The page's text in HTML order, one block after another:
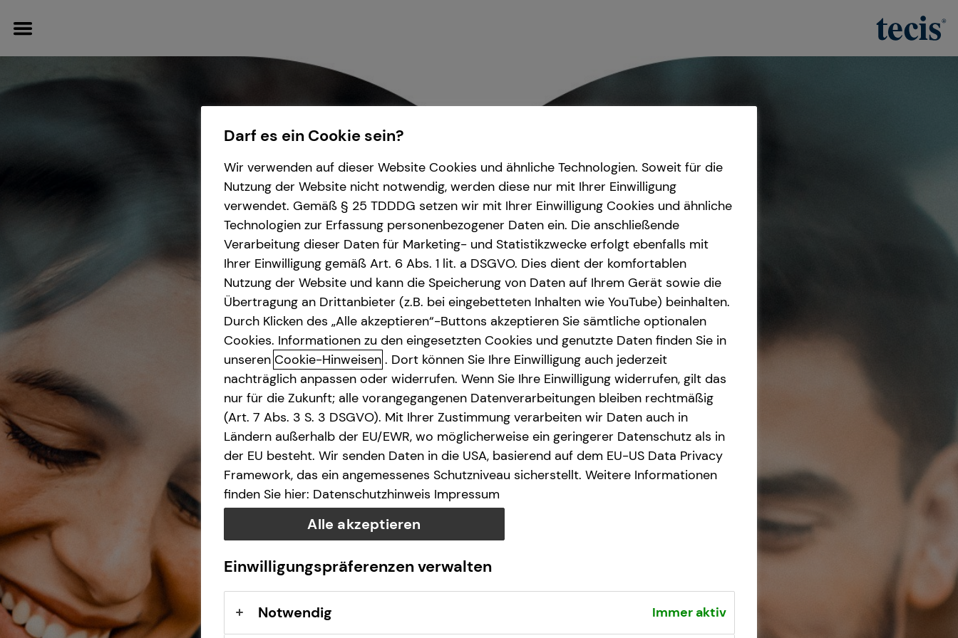
teamzukunft
Immobilienfinanzierung
Betriebliche Altersvorsorge
Kapitalanlage Immobilien
Altersvorsorge
Trainee
Praktikum
Darf es ein Cookie sein?
Wir verwenden auf dieser Website Cookies und ähnliche Technologien. Soweit für die
Nutzung der Website nicht notwendig, werden diese nur mit Ihrer Einwilligung
verwendet. Gemäß § 25 TDDDG setzen wir mit Ihrer Einwilligung Cookies und ähnliche
Technologien zur Erfassung personenbezogener Daten ein. Die anschließende
Verarbeitung dieser Daten für Marketing- und Statistikzwecke erfolgt ebenfalls mit
Ihrer Einwilligung gemäß Art. 6 Abs. 1 lit. a DSGVO. Dies dient der komfortablen
Nutzung der Website und kann die Speicherung von Daten auf Ihrem Gerät sowie die
Übertragung an Drittanbieter (z.B. bei eingebetteten Inhalten wie YouTube) beinhalten.
Durch Klicken des „Alle akzeptieren“-Buttons akzeptieren Sie sämtliche optionalen
Cookies. Informationen zu den eingesetzten Cookies und genutzte Daten finden Sie in
unseren Cookie-Hinweisen . Dort können Sie Ihre Einwilligung auch jederzeit
nachträglich anpassen oder widerrufen. Wenn Sie Ihre Einwilligung widerrufen, gilt das
nur für die Zukunft; alle vorangegangenen Datenverarbeitungen bleiben rechtmäßig
(Art. 7 Abs. 3 S. 3 DSGVO). Mit Ihrer Zustimmung verarbeiten wir Daten auch in
Ländern außerhalb der EU/EWR, wo möglicherweise ein geringerer Datenschutz als in
der EU besteht. Wir senden Daten in die USA, basierend auf dem EU-US Data Privacy
Framework, das ein angemessenes Schutzniveau sicherstellt. Weitere Informationen
finden Sie hier: Datenschutzhinweis Impressum
Alle akzeptieren
Einwilligungspräferenzen verwalten
Notwendig Immer aktiv